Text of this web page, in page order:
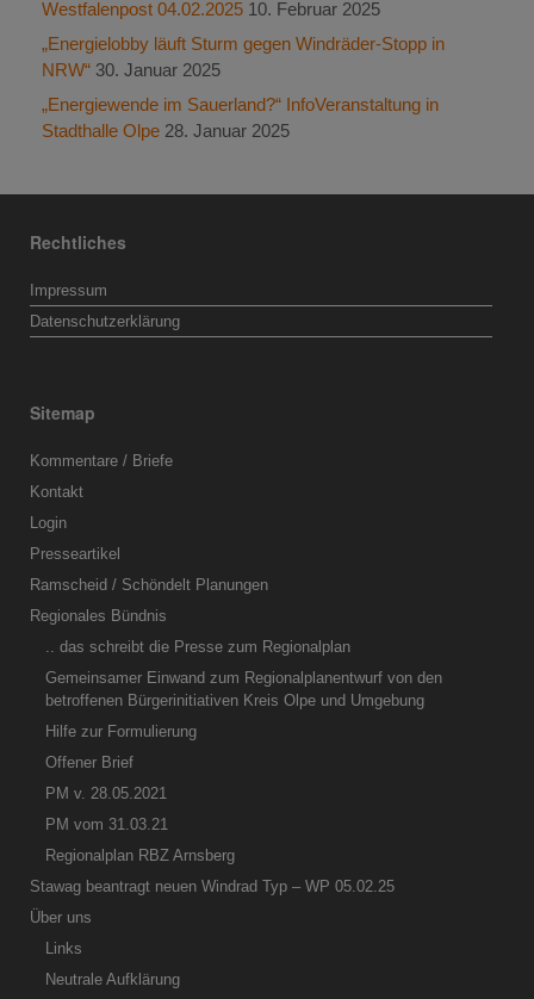
Westfalenpost 04.02.2025 10. Februar 2025
„Energielobby läuft Sturm gegen Windräder-Stopp in
NRW“ 30. Januar 2025
„Energiewende im Sauerland?“ InfoVeranstaltung in
Stadthalle Olpe 28. Januar 2025
Rechtliches
Impressum
Datenschutzerklärung
Sitemap
Kommentare / Briefe
Kontakt
Login
Presseartikel
Ramscheid / Schöndelt Planungen
Regionales Bündnis
.. das schreibt die Presse zum Regionalplan
Gemeinsamer Einwand zum Regionalplanentwurf von den
betroffenen Bürgerinitiativen Kreis Olpe und Umgebung
Hilfe zur Formulierung
Offener Brief
PM v. 28.05.2021
PM vom 31.03.21
Regionalplan RBZ Arnsberg
Stawag beantragt neuen Windrad Typ – WP 05.02.25
Über uns
Links
Neutrale Aufklärung